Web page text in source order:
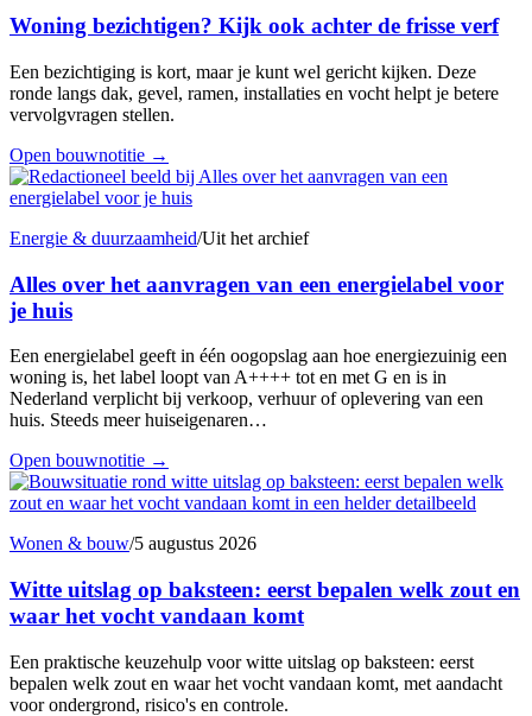
Woning bezichtigen? Kijk ook achter de frisse verf
Een bezichtiging is kort, maar je kunt wel gericht kijken. Deze
ronde langs dak, gevel, ramen, installaties en vocht helpt je betere
vervolgvragen stellen.
Open bouwnotitie →
Energie & duurzaamheid/Uit het archief
Alles over het aanvragen van een energielabel voor
je huis
Een energielabel geeft in één oogopslag aan hoe energiezuinig een
woning is, het label loopt van A++++ tot en met G en is in
Nederland verplicht bij verkoop, verhuur of oplevering van een
huis. Steeds meer huiseigenaren…
Open bouwnotitie →
Wonen & bouw/5 augustus 2026
Witte uitslag op baksteen: eerst bepalen welk zout en
waar het vocht vandaan komt
Een praktische keuzehulp voor witte uitslag op baksteen: eerst
bepalen welk zout en waar het vocht vandaan komt, met aandacht
voor ondergrond, risico's en controle.